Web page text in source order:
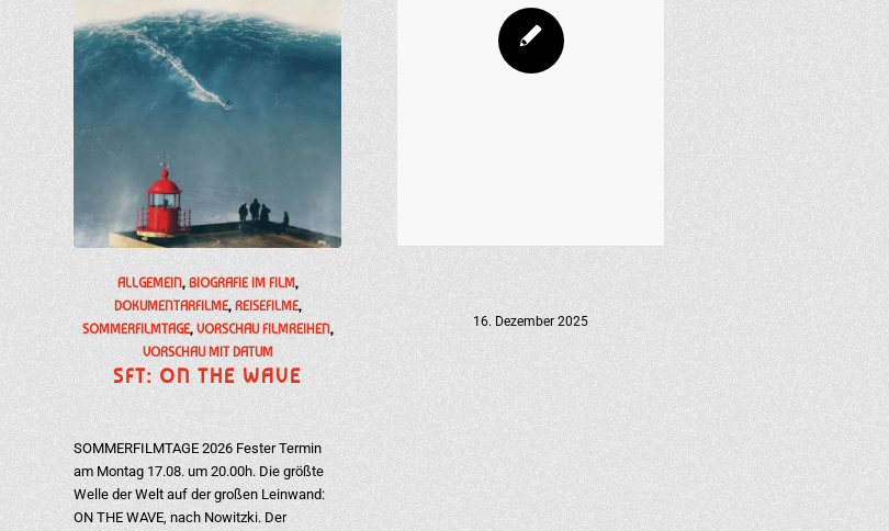
ALLGEMEIN, BIOGRAFIE IM FILM,
DOKUMENTARFILME, REISEFILME,
SOMMERFILMTAGE, VORSCHAU FILMREIHEN,
VORSCHAU MIT DATUM
SFT: ON THE WAVE
SOMMERFILMTAGE 2026 Fester Termin
am Montag 17.08. um 20.00h. Die größte
Welle der Welt auf der großen Leinwand:
ON THE WAVE, nach Nowitzki. Der
16. Dezember 2025